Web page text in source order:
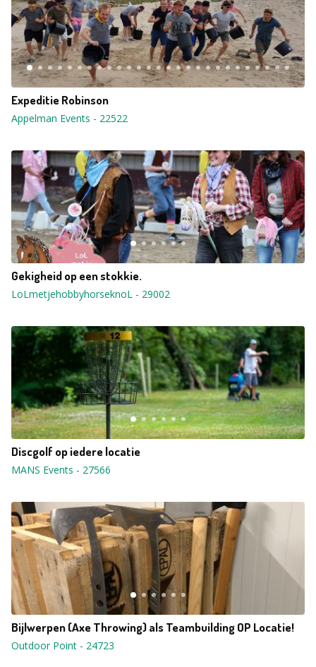
Expeditie Robinson
Appelman Events - 22522
Gekigheid op een stokkie.
LoLmetjehobbyhorseknoL - 29002
Discgolf op iedere locatie
MANS Events - 27566
Bijlwerpen (Axe Throwing) als Teambuilding OP Locatie!
Outdoor Point - 24723